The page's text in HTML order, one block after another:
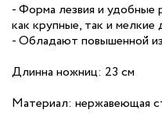
- Форма лезвия и удобные
как крупные, так и мелкие
- Обладают повышенной
Длинна ножниц: 23 см
Материал: нержавеющая